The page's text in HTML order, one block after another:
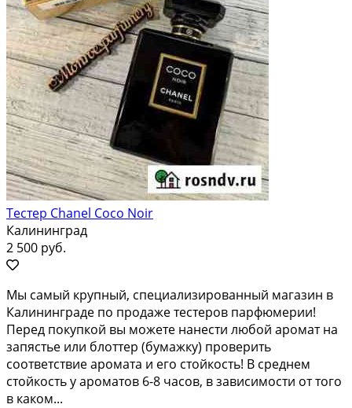
Тестер Chanel Coco Noir
Калининград
2 500 руб.
Мы самый крупный, специализированный магазин в
Калининграде по продаже тестеров парфюмерии!
Перед покупкой вы можете нанести любой аромат на
запястье или блоттер (бумажку) проверить
соответствие аромата и его стойкость! В среднем
стойкость у ароматов 6-8 часов, в зависимости от того
в каком...